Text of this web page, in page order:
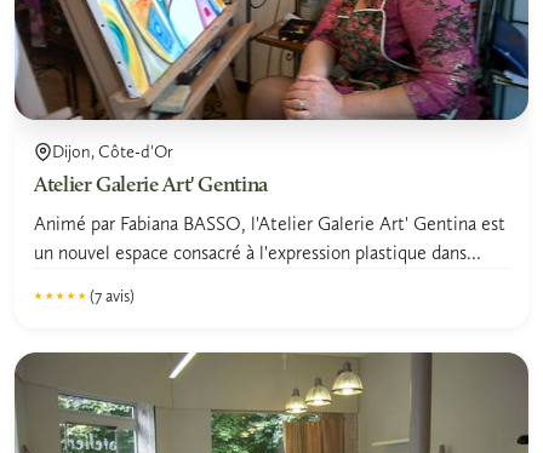
Dijon, Côte-d'Or
Atelier Galerie Art' Gentina
Animé par Fabiana BASSO, l'Atelier Galerie Art' Gentina est
un nouvel espace consacré à l'expression plastique dans...
★★★★★
★★★★★ (7 avis)